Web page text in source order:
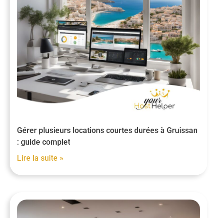
Gérer plusieurs locations courtes durées à Gruissan
: guide complet
Lire la suite »